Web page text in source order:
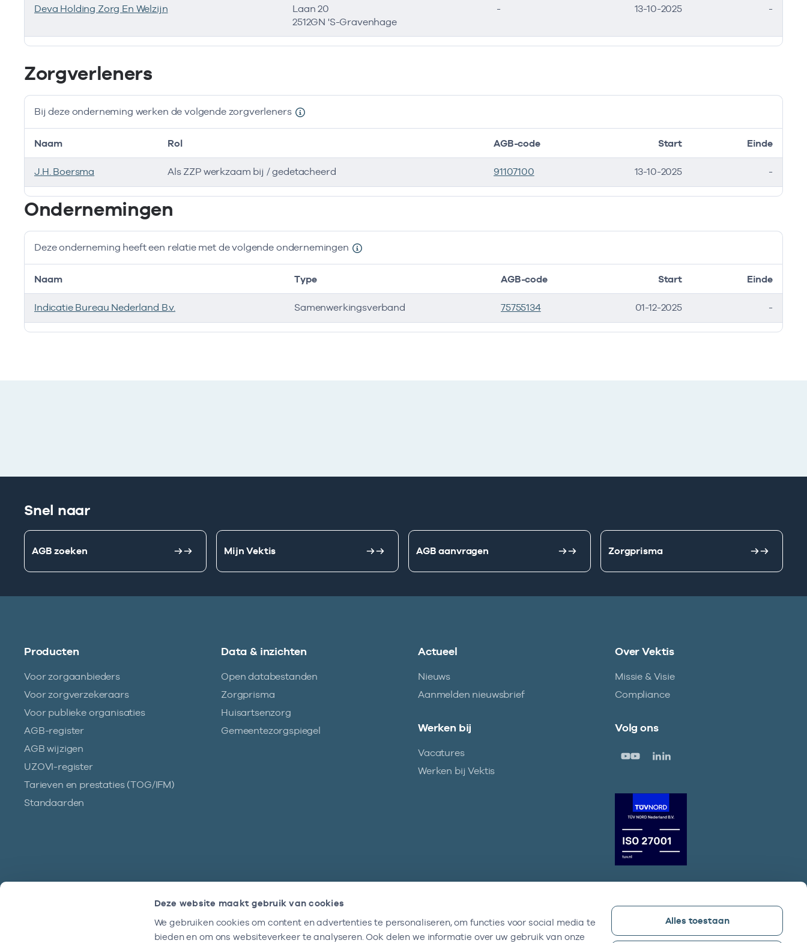
Deze website maakt gebruik van cookies
We gebruiken cookies om content en advertenties te personaliseren, om functies voor social media te
bieden en om ons websiteverkeer te analyseren. Ook delen we informatie over uw gebruik van onze
Alles toestaan
Deze onderneming heeft de volgende vestigingen
Deva Holding Zorg En Welzijn
Laan 20
2512GN 'S-Gravenhage
- 13-10-2025 -
Zorgverleners
Bij deze onderneming werken de volgende zorgverleners
Bij deze onderneming werken de volgende zorgverleners
Naam Rol AGB-code Start Einde
J.H. Boersma Als ZZP werkzaam bij / gedetacheerd 91107100 13-10-2025 -
Ondernemingen
Deze onderneming heeft een relatie met de volgende ondernemingen
Deze onderneming heeft een relatie met de volgende ondernemingen
Naam Type AGB-code Start Einde
Indicatie Bureau Nederland B.v. Samenwerkingsverband 75755134 01-12-2025 -
Snel naar
AGB zoeken Mijn Vektis AGB aanvragen Zorgprisma
Producten
Voor zorgaanbieders
Voor zorgverzekeraars
Voor publieke organisaties
AGB-register
AGB wijzigen
UZOVI-register
Tarieven en prestaties (TOG/IFM)
Standaarden
Data & inzichten
Open databestanden
Zorgprisma
Huisartsenzorg
Gemeentezorgspiegel
Actueel
Nieuws
Aanmelden nieuwsbrief
Over Vektis
Missie & Visie
Compliance
Werken bij
Vacatures
Werken bij Vektis
Volg ons
Nieuwsbrief Vektis bezoekadres